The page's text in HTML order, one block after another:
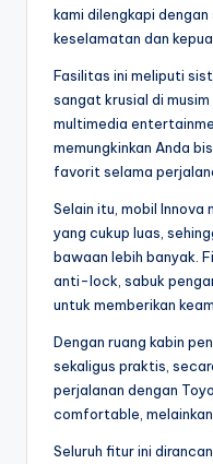
kami dilengkapi
keselamatan dan
Fasilitas ini meliputi
sangat krusial di
multimedia
memungkinkan Anda
favorit selama
Selain itu, mobil Innova
yang cukup luas,
bawaan lebih banyak.
anti-lock, sabuk
untuk memberikan
Dengan ruang kabin
sekaligus praktis,
perjalanan dengan
comfortable,
Seluruh fitur ini